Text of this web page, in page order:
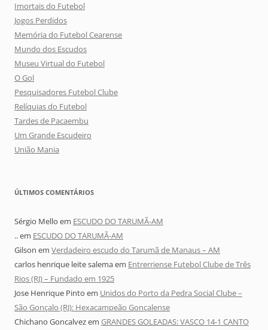
Imortais do Futebol
Jogos Perdidos
Memória do Futebol Cearense
Mundo dos Escudos
Museu Virtual do Futebol
O Gol
Pesquisadores Futebol Clube
Relíquias do Futebol
Tardes de Pacaembu
Um Grande Escudeiro
União Mania
ÚLTIMOS COMENTÁRIOS
Sérgio Mello em ESCUDO DO TARUMÃ-AM
..em ESCUDO DO TARUMÃ-AM
Gilson em Verdadeiro escudo do Tarumã de Manaus – AM
carlos henrique leite salemaem Entrerriense Futebol Clube de Três
Rios (RJ) – Fundado em 1925
Jose Henrique Pinto em Unidos do Porto da Pedra Social Clube –
São Gonçalo (RJ): Hexacampeão Gonçalense
Chichano Goncalvezem GRANDES GOLEADAS: VASCO 14-1 CANTO